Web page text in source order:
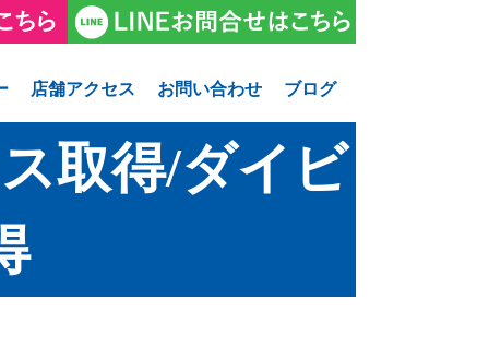
店舗アクセス お問い合わせ ブログ
取得/ダイビ